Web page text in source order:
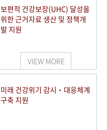
보편적 건강보장(UHC) 달성을
위한 근거자료 생산 및 정책개
발 지원
VIEW MORE
미래 건강위기 감시‧대응체계
구축 지원